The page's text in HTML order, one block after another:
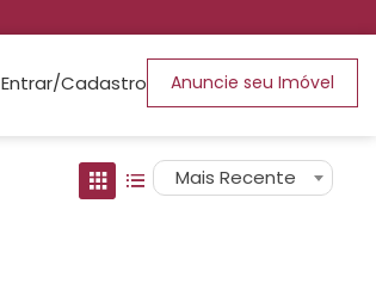
Entrar/Cadastro Anuncie seu Imóvel
Mais Recente